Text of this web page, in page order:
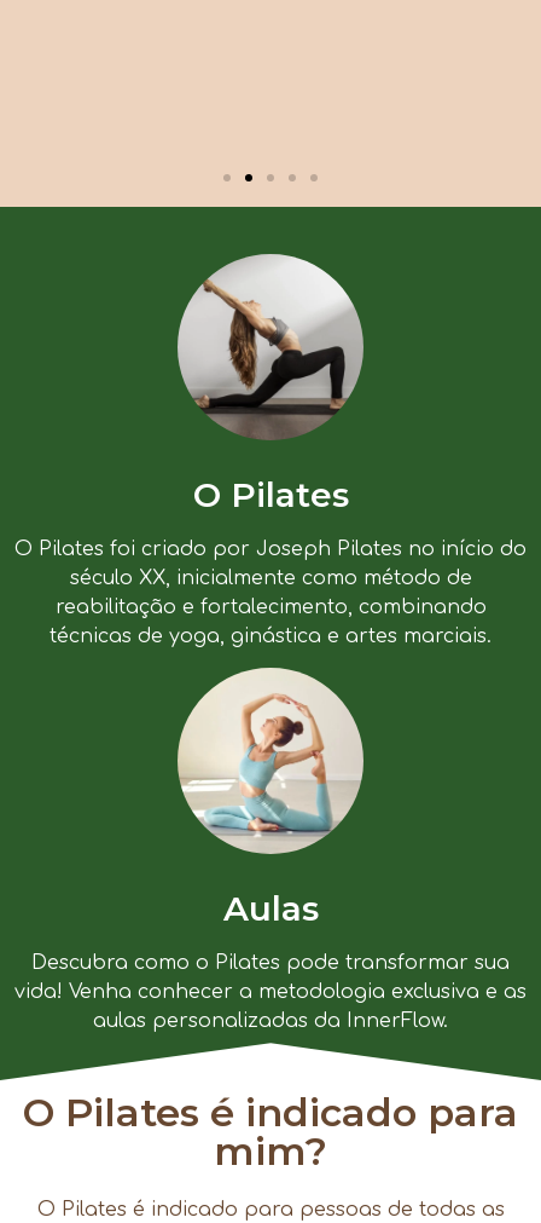
O Pilates
O Pilates foi criado por Joseph Pilates no início do
século XX, inicialmente como método de
reabilitação e fortalecimento, combinando
técnicas de yoga, ginástica e artes marciais.
Aulas
Descubra como o Pilates pode transformar sua
vida! Venha conhecer a metodologia exclusiva e as
aulas personalizadas da InnerFlow.
O Pilates é indicado para
mim?
O Pilates é indicado para pessoas de todas as